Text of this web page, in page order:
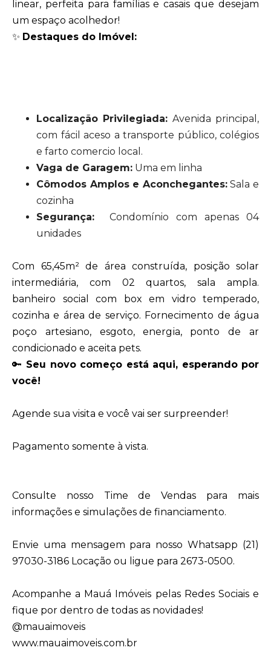
linear, perfeita para famílias e casais que desejam
um espaço acolhedor!
✨ Destaques do Imóvel:
Localização Privilegiada: Avenida principal,
com fácil aceso a transporte público, colégios
e farto comercio local.
Vaga de Garagem: Uma em linha
Cômodos Amplos e Aconchegantes:Sala e
cozinha
Segurança:
Condomínio com apenas 04
unidades
Com 65,45m² de área construída, posição solar
intermediária, com 02 quartos, sala ampla.
banheiro social com box em vidro temperado,
cozinha e área de serviço. Fornecimento de água
poço artesiano, esgoto, energia, ponto de ar
condicionado e aceita pets.
🔑 Seu novo começo está aqui, esperando por
você!
Agende sua visita e você vai ser surpreender!
Pagamento somente à vista.
Consulte nosso Time de Vendas para mais
informações e simulações de financiamento.
Envie uma mensagem para nosso Whatsapp (21)
97030-3186 Locação ou ligue para 2673-0500.
Acompanhe a Mauá Imóveis pelas Redes Sociais e
fique por dentro de todas as novidades!
@mauaimoveis
www.mauaimoveis.com.br